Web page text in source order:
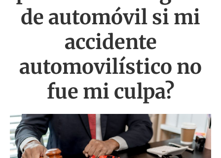
de automóvil si mi
accidente
automovilístico no
fue mi culpa?